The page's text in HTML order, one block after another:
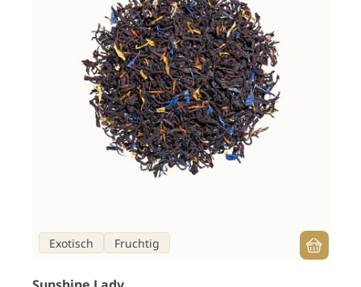
Exotisch Fruchtig